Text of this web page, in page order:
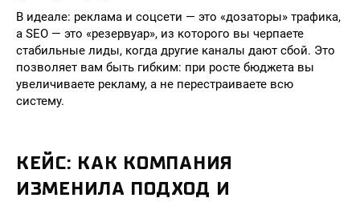
В идеале: реклама и соцсети — это «дозаторы» трафика,
а SEO — это «резервуар», из которого вы черпаете
стабильные лиды, когда другие каналы дают сбой. Это
позволяет вам быть гибким: при росте бюджета вы
увеличиваете рекламу, а не перестраиваете всю
систему.
КЕЙС: КАК КОМПАНИЯ
ИЗМЕНИЛА ПОДХОД И